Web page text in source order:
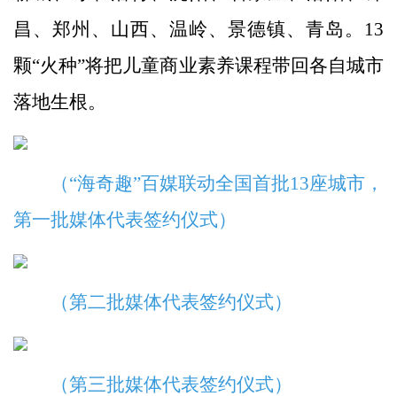
昌、郑州、山西、温岭、景德镇、青岛。13
颗“火种”将把儿童商业素养课程带回各自城市
落地生根。
（“海奇趣”百媒联动全国首批13座城市，
第一批媒体代表签约仪式）
（第二批媒体代表签约仪式）
（第三批媒体代表签约仪式）